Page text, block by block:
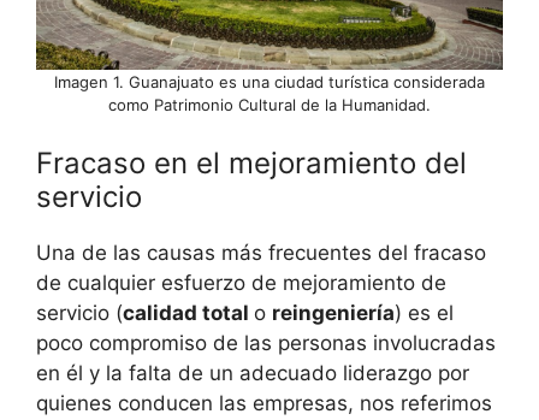
Imagen 1. Guanajuato es una ciudad turística considerada
como Patrimonio Cultural de la Humanidad.
Fracaso en el mejoramiento del
servicio
Una de las causas más frecuentes del fracaso
de cualquier esfuerzo de mejoramiento de
servicio (calidad total o reingeniería) es el
poco compromiso de las personas involucradas
en él y la falta de un adecuado liderazgo por
quienes conducen las empresas, nos referimos